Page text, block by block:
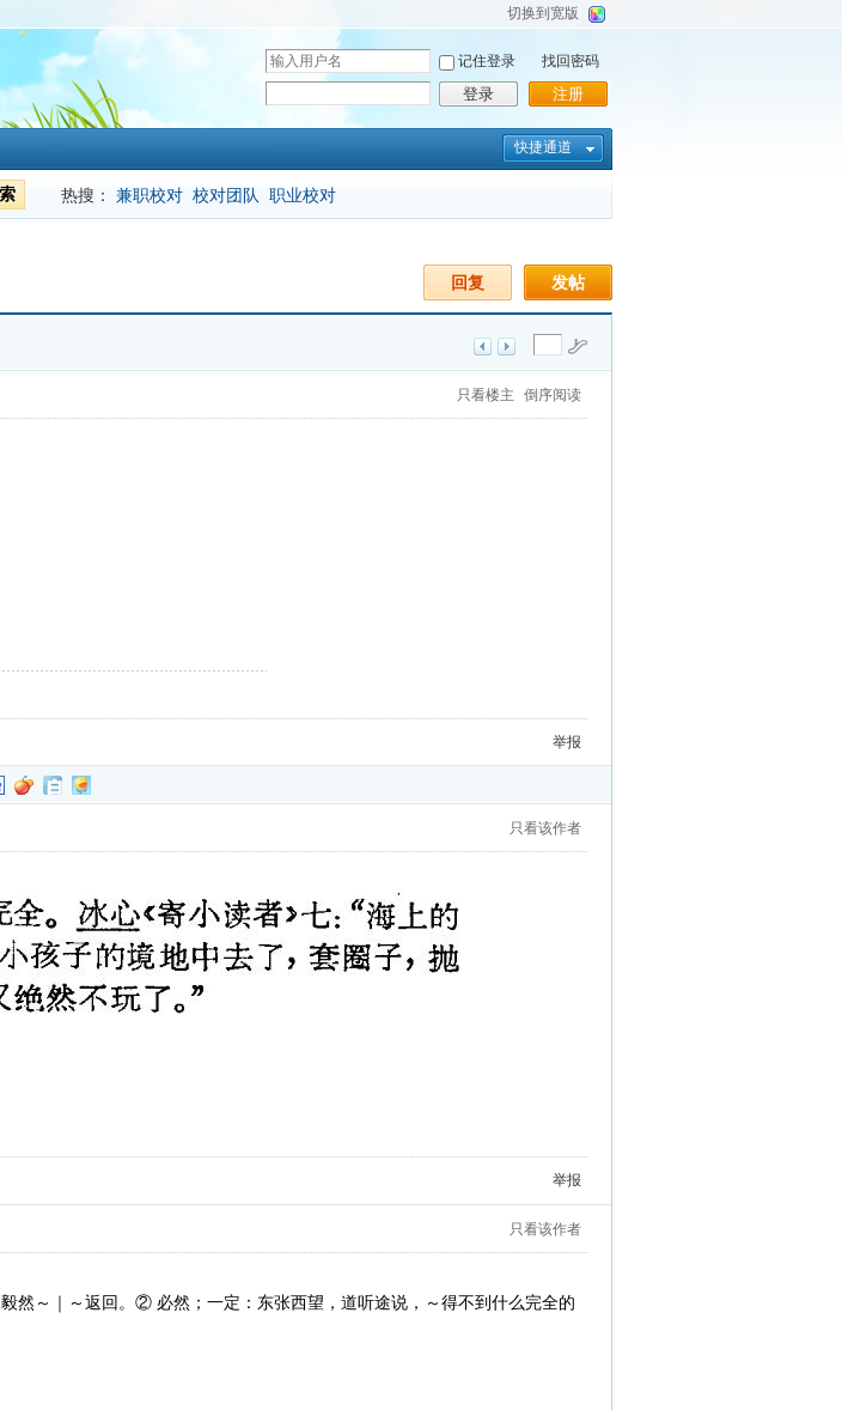
切换到宽版
用
户
名
记住登录
登录
找回密码
注册
快捷通道
热搜： 兼职校对 校对团队 职业校对
发帖
回复
只看楼主 倒序阅读
举报
只看该作者
举报
只看该作者
然～｜～返回。② 必然；一定：东张西望，道听途说，～得不到什么完全的